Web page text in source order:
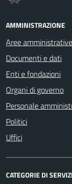
AMMINISTRAZIONE
Aree amministrative
Documenti e dati
Enti e fondazioni
Organi di governo
Personale
Politici
Uffici
CATEGORIE DI